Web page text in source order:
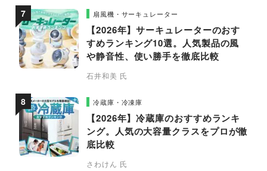
扇風機・サーキュレーター
【2026年】サーキュレーターのおす
すめランキング10選。人気製品の風
や静音性、使い勝手を徹底比較
石井和美 氏
冷蔵庫・冷凍庫
【2026年】冷蔵庫のおすすめランキ
ング。人気の大容量クラスをプロが徹
底比較
さわけん 氏